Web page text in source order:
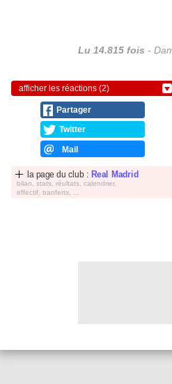
Lu 14.815 fois -
afficher les réactions (2)
Partager
Twitter
Mail
la page du club : Real Madrid
bilan, stats, réultats, calendrier,
effectif, tranferts, ...